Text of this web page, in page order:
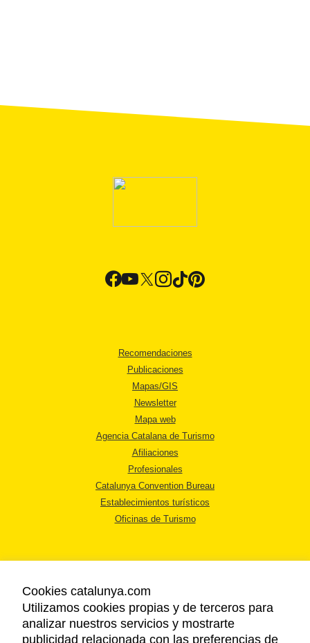
Recomendaciones
Publicaciones
Mapas/GIS
Newsletter
Mapa web
Agencia Catalana de Turismo
Afiliaciones
Profesionales
Catalunya Convention Bureau
Establecimientos turísticos
Oficinas de Turismo
AVISO LEGAL
POLÍTICA DE PRIVACIDAD
Cookies catalunya.com
Utilizamos cookies propias y de terceros para
analizar nuestros servicios y mostrarte
publicidad relacionada con las preferencias de